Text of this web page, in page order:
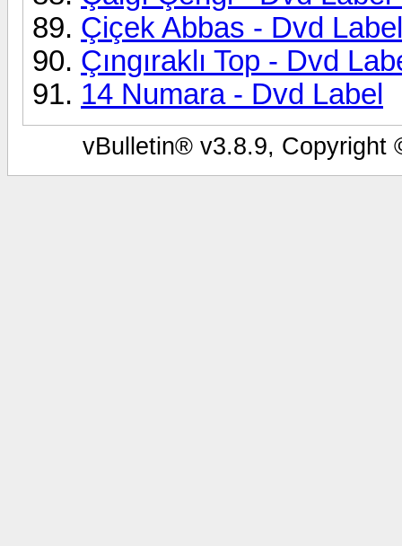
Çiçek Abbas - Dvd Label
Çıngıraklı Top - Dvd
14 Numara - Dvd Label
vBulletin® v3.8.9, Copyright